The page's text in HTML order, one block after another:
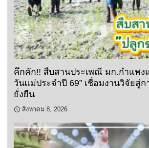
คึกคัก!! สืบสานประเพณี มก.กำแพง
วันแม่ประจำปี 69” เชื่อมงานวิจัยสู่
ยั่งยืน
สิงหาคม 8, 2026